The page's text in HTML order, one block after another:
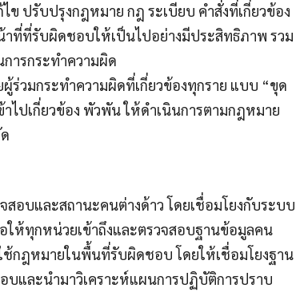
ข ปรับปรุงกฎหมาย กฎ ระเบียบ คำสั่งที่เกี่ยวข้อง
ที่ที่รับผิดชอบให้เป็นไปอย่างมีประสิทธิภาพ รวม
ารกระทำความผิด
ร่วมกระทำความผิดที่เกี่ยวข้องทุกราย แบบ “ขุด
ไปเกี่ยวข้อง พัวพัน ให้ดำเนินการตามกฎหมาย
อบและสถานะคนต่างด้าว โดยเชื่อมโยงกับระบบ
ให้ทุกหน่วยเข้าถึงและตรวจสอบฐานข้อมูลคน
ช้กฎหมายในพื้นที่รับผิดชอบ โดยให้เชื่อมโยงฐาน
บและนำมาวิเคราะห์แผนการปฏิบัติการปราบ